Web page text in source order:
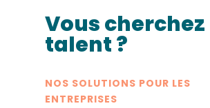
Vous cherchez
talent ?
NOS SOLUTIONS POUR LES
ENTREPRISES